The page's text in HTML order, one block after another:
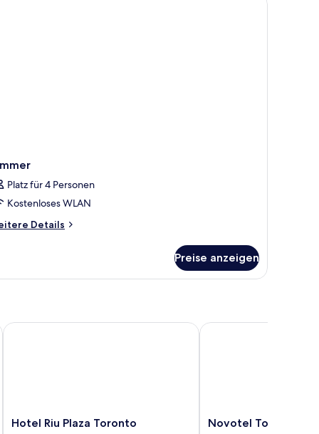
Platz für 4 Personen
Kostenloses WLAN
Details
Preise anzeigen
Hotel
Hotel Riu Plaza Toronto
Hotel Riu Plaza Toronto
Novotel
Novotel Toronto
Novotel Toronto